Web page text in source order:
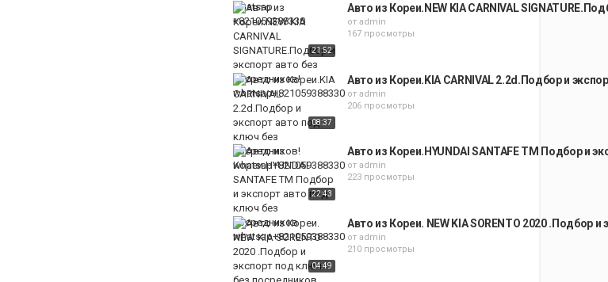
21:52
Авто из Кореи.NEW KIA CARNIVAL
от admin
167 просмотры
08:37
Авто из Кореи.KIA CARNIVAL 2.2d.Подбор и
от admin
206 просмотры
22:43
Авто из Кореи.HYUNDAI SANTAFE TM Подбор и
от admin
223 просмотры
04:49
Авто из Кореи. NEW KIA SORENTO 2020 .Подбор
от admin
210 просмотры